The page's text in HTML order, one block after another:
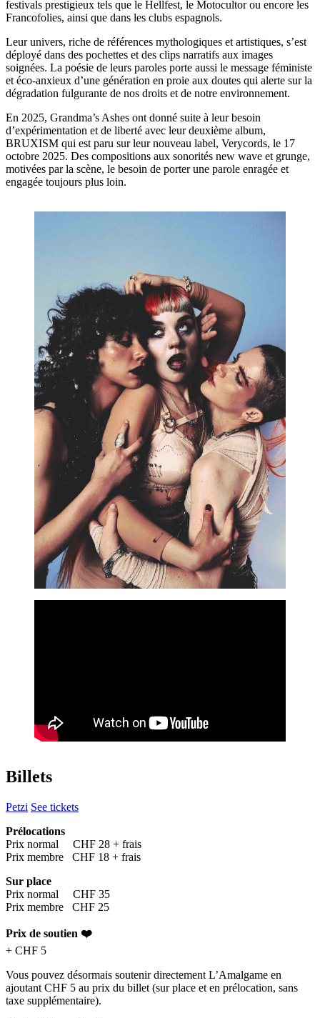
festivals prestigieux tels que le Hellfest, le Motocultor ou encore les
Francofolies, ainsi que dans les clubs espagnols.
Leur univers, riche de références mythologiques et artistiques, s’est
déployé dans des pochettes et des clips narratifs aux images
soignées. La poésie de leurs paroles porte aussi le message féministe
et éco-anxieux d’une génération en proie aux doutes qui alerte sur la
dégradation fulgurante de nos droits et de notre environnement.
En 2025, Grandma’s Ashes ont donné suite à leur besoin
d’expérimentation et de liberté avec leur deuxième album,
BRUXISM qui est paru sur leur nouveau label, Verycords, le 17
octobre 2025. Des compositions aux sonorités new wave et grunge,
motivées par la scène, le besoin de porter une parole enragée et
engagée toujours plus loin.
Billets
Petzi See tickets
Prélocations
Prix normal CHF 28 + frais
Prix membre CHF 18 + frais
Sur place
Prix normal CHF 35
Prix membre CHF 25
Prix de soutien ❤️
+ CHF 5
Vous pouvez désormais soutenir directement L’Amalgame en
ajoutant CHF 5 au prix du billet (sur place et en prélocation, sans
taxe supplémentaire).